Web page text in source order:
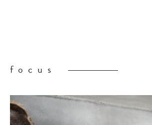
focus